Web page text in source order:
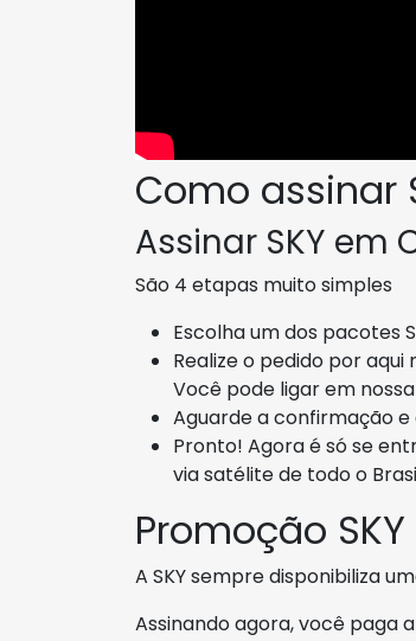
Como assinar
Assinar SKY em
São 4 etapas muito simples
Escolha um dos pacotes
Realize o pedido por
Você pode ligar em nossa
Aguarde a confirmação e
Pronto! Agora é só se
via satélite de todo o
Promoção SKY
A SKY sempre disponibiliza
Assinando agora, você paga